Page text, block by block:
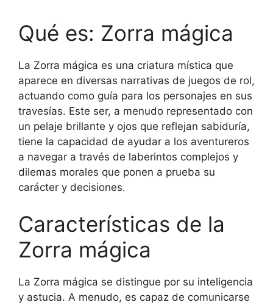
Qué es: Zorra mágica
La Zorra mágica es una criatura mística que
aparece en diversas narrativas de juegos de rol,
actuando como guía para los personajes en sus
travesías. Este ser, a menudo representado con
un pelaje brillante y ojos que reflejan sabiduría,
tiene la capacidad de ayudar a los aventureros
a navegar a través de laberintos complejos y
dilemas morales que ponen a prueba su
carácter y decisiones.
Características de la
Zorra mágica
La Zorra mágica se distingue por su inteligencia
y astucia. A menudo, es capaz de comunicarse